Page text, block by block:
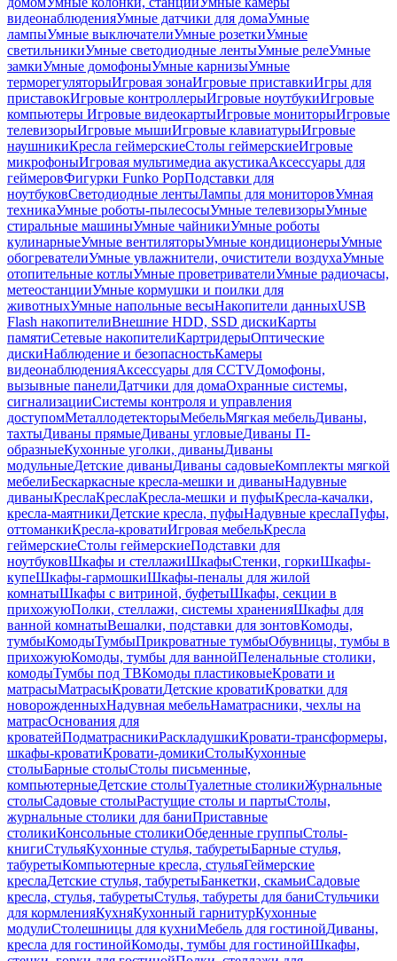
видеонаблюденияУмные датчики для домаУмные
лампыУмные выключателиУмные розеткиУмные
светильникиУмные светодиодные лентыУмные релеУмные
замкиУмные домофоныУмные карнизыУмные
терморегуляторыИгровая зонаИгровые приставкиИгры для
приставокИгровые контроллерыИгровые ноутбукиИгровые
компьютеры Игровые видеокартыИгровые мониторыИгровые
телевизорыИгровые мышиИгровые клавиатурыИгровые
наушникиКресла геймерскиеСтолы геймерскиеИгровые
микрофоныИгровая мультимедиа акустикаАксессуары для
геймеровФигурки Funko PopПодставки для
ноутбуковСветодиодные лентыЛампы для мониторовУмная
техникаУмные роботы-пылесосыУмные телевизорыУмные
стиральные машиныУмные чайникиУмные роботы
кулинарныеУмные вентиляторыУмные кондиционерыУмные
обогревателиУмные увлажнители, очистители воздухаУмные
отопительные котлыУмные проветривателиУмные радиочасы,
метеостанцииУмные кормушки и поилки для
животныхУмные напольные весыНакопители данныхUSB
Flash накопителиВнешние HDD, SSD дискиКарты
памятиСетевые накопителиКартридерыОптические
дискиНаблюдение и безопасностьКамеры
видеонаблюденияАксессуары для CCTVДомофоны,
вызывные панелиДатчики для домаОхранные системы,
сигнализацииСистемы контроля и управления
доступомМеталлодетекторыМебельМягкая мебельДиваны,
тахтыДиваны прямыеДиваны угловыеДиваны П-
образныеКухонные уголки, диваныДиваны
модульныеДетские диваныДиваны садовыеКомплекты мягкой
мебелиБескаркасные кресла-мешки и диваныНадувные
диваныКреслаКреслаКресла-мешки и пуфыКресла-качалки,
кресла-маятникиДетские кресла, пуфыНадувные креслаПуфы,
оттоманкиКресла-кроватиИгровая мебельКресла
геймерскиеСтолы геймерскиеПодставки для
ноутбуковШкафы и стеллажиШкафыСтенки, горкиШкафы-
купеШкафы-гармошкиШкафы-пеналы для жилой
комнатыШкафы с витриной, буфетыШкафы, секции в
прихожуюПолки, стеллажи, системы храненияШкафы для
ванной комнатыВешалки, подставки для зонтовКомоды,
тумбыКомодыТумбыПрикроватные тумбыОбувницы, тумбы в
прихожуюКомоды, тумбы для ваннойПеленальные столики,
комодыТумбы под ТВКомоды пластиковыеКровати и
матрасыМатрасыКроватиДетские кроватиКроватки для
новорожденныхНадувная мебельНаматрасники, чехлы на
матрасОснования для
кроватейПодматрасникиРаскладушкиКровати-трансформеры,
шкафы-кроватиКровати-домикиСтолыКухонные
столыБарные столыСтолы письменные,
компьютерныеДетские столыТуалетные столикиЖурнальные
столыСадовые столыРастущие столы и партыСтолы,
журнальные столики для баниПриставные
столикиКонсольные столикиОбеденные группыСтолы-
книгиСтульяКухонные стулья, табуретыБарные стулья,
табуретыКомпьютерные кресла, стульяГеймерские
креслаДетские стулья, табуретыБанкетки, скамьиСадовые
кресла, стулья, табуретыСтулья, табуреты для баниСтульчики
для кормленияКухняКухонный гарнитурКухонные
модулиСтолешницы для кухниМебель для гостинойДиваны,
кресла для гостинойКомоды, тумбы для гостинойШкафы,